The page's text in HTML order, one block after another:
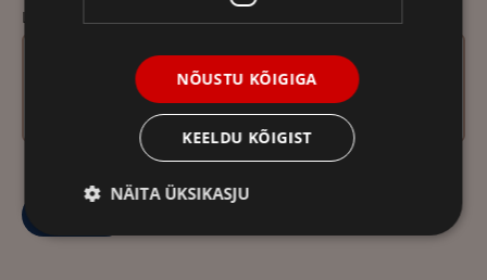
LISAINFO
NÕUSTU KÕIGIGA
KEELDU KÕIGIST
NÄITA ÜKSIKASJU